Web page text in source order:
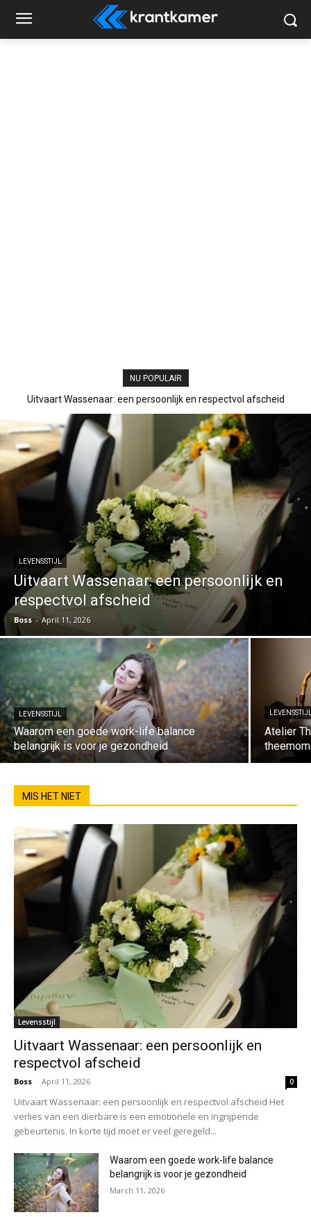
NU POPULAIR
Uitvaart Wassenaar: een persoonlijk en respectvol afscheid
LEVENSSTIJL
Uitvaart Wassenaar: een persoonlijk en
respectvol afscheid
Boss - April 11, 2026
LEVENSSTIJL
Waarom een goede work-life balance
belangrijk is voor je gezondheid
Atelier
MIS HET NIET
Levensstijl
Uitvaart Wassenaar: een persoonlijk en
respectvol afscheid
Boss - April 11, 2026 0
Uitvaart Wassenaar: een persoonlijk en respectvol afscheid Het
verlies van een dierbare is een emotionele en ingrijpende
gebeurtenis. In korte tijd moet er veel geregeld...
Waarom een goede work-life balance
belangrijk is voor je gezondheid
March 11, 2026